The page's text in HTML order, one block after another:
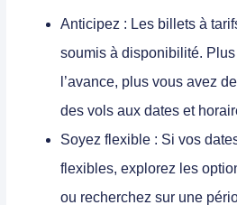
Anticipez : Les billets à
soumis à disponibilité.
l’avance, plus vous avez
des vols aux dates et
Soyez flexible : Si vos
flexibles, explorez les
ou recherchez sur une